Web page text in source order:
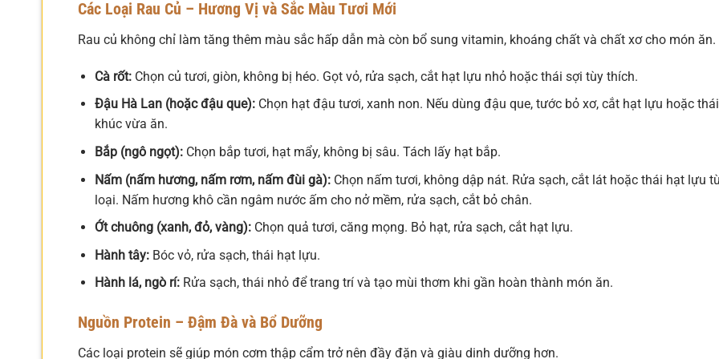
Các Loại Rau Củ – Hương Vị và Sắc Màu Tươi Mới
Rau củ không chỉ làm tăng thêm màu sắc hấp dẫn mà còn bổ sung vitamin, khoáng chất và chất xơ cho món ăn.
Cà rốt:Chọn củ tươi, giòn, không bị héo. Gọt vỏ, rửa sạch, cắt hạt lựu nhỏ hoặc thái sợi tùy thích.
Đậu Hà Lan (hoặc đậu que):Chọn hạt đậu tươi, xanh non. Nếu dùng đậu que, tước bỏ xơ, cắt hạt lựu hoặc thái
khúc vừa ăn.
Bắp (ngô ngọt):Chọn bắp tươi, hạt mẩy, không bị sâu. Tách lấy hạt bắp.
Nấm (nấm hương, nấm rơm, nấm đùi gà):Chọn nấm tươi, không dập nát. Rửa sạch, cắt lát hoặc thái hạt lựu
loại. Nấm hương khô cần ngâm nước ấm cho nở mềm, rửa sạch, cắt bỏ chân.
Ớt chuông (xanh, đỏ, vàng):Chọn quả tươi, căng mọng. Bỏ hạt, rửa sạch, cắt hạt lựu.
Hành tây:Bóc vỏ, rửa sạch, thái hạt lựu.
Hành lá, ngò rí:Rửa sạch, thái nhỏ để trang trí và tạo mùi thơm khi gần hoàn thành món ăn.
Nguồn Protein – Đậm Đà và Bổ Dưỡng
Các loại protein sẽ giúp món cơm thập cẩm trở nên đầy đặn và giàu dinh dưỡng hơn.